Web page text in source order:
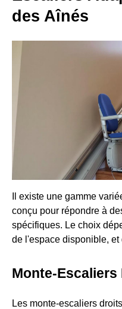
des Aînés
Il existe une gamme
conçu pour répondre à
spécifiques. Le choix
de l'espace disponible, et
Monte-Escaliers
Les monte-escaliers